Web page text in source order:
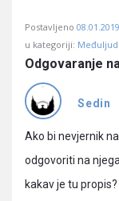
Učene
Latest
Pitanja
Postavljeno 08.01.2019
u kategoriji:
Odgovaranje
Sedin
Ako bi nevjernik
odgovoriti na
kakav je tu